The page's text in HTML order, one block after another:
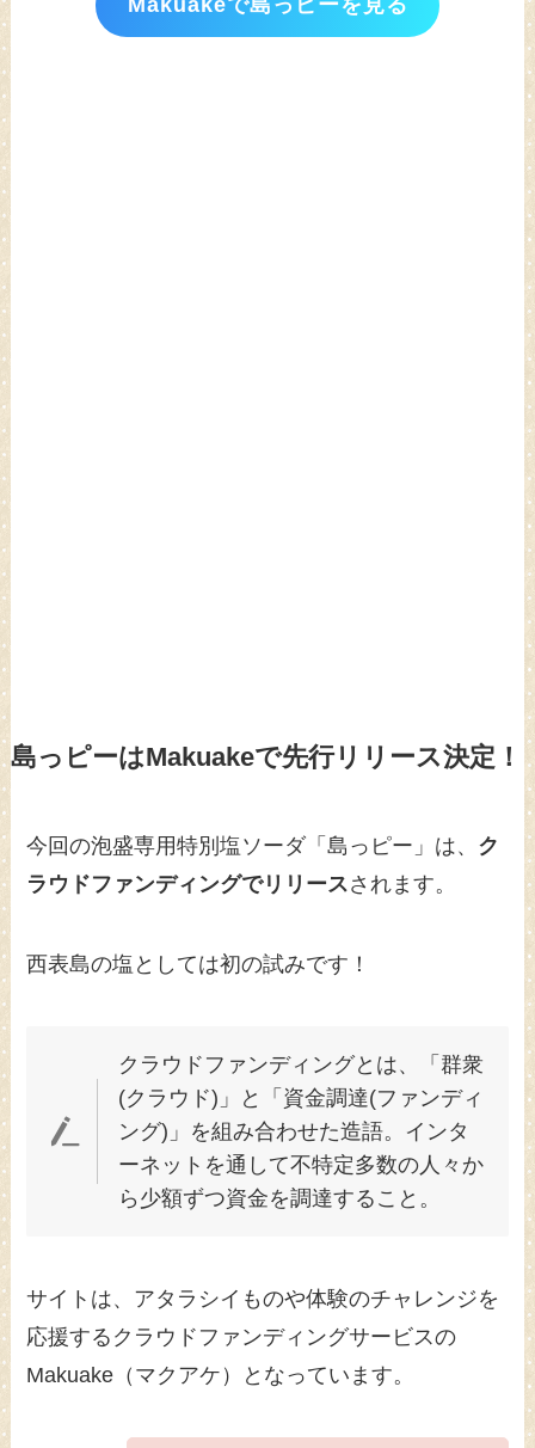
Makuakeで島っピーを見る
島っピーはMakuakeで先行リリース決定！
今回の泡盛専用特別塩ソーダ「島っピー」は、 ク
ラウドファンディングでリリースされます。
西表島の塩としては初の試みです！
クラウドファンディングとは、「群衆
(クラウド)」と「資金調達(ファンディ
ング)」を組み合わせた造語。インタ
ーネットを通して不特定多数の人々か
ら少額ずつ資金を調達すること。
サイトは、アタラシイものや体験のチャレンジを
応援するクラウドファンディングサービスの
Makuake（マクアケ）となっています。